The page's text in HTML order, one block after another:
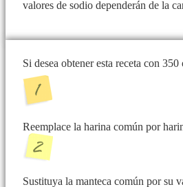
valores de sodio dependerán de la
Si desea obtener esta receta con
Reemplace la harina común por
Sustituya la manteca común por su